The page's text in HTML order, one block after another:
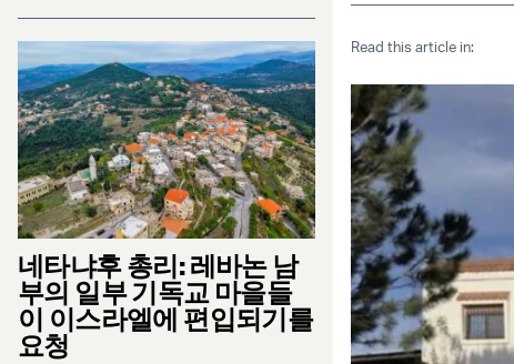
네타냐후 총리: 레바논 남
부의 일부 기독교 마을들
이 이스라엘에 편입되기를
요청
Read this article in: